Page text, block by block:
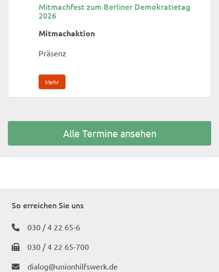
Mitmachfest zum Berliner Demokratietag
2026
Mitmachaktion
Präsenz
Mehr
Alle Termine ansehen
So erreichen Sie uns
030 / 4 22 65-6
030 / 4 22 65-700
dialog@unionhilfswerk.de